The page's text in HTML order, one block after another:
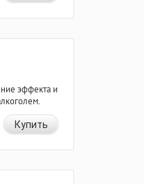
эффекта и
Купить